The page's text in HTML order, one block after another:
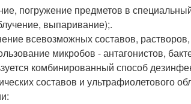
погружение предметов в
выпаривание);.
всевозможных составов,
микробов - антагонистов,
комбинированный способ
составов и ультрафиолетового